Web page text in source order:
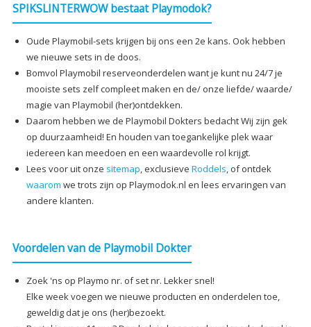
SPIKSLINTERWOW bestaat Playmodok?
Oude Playmobil-sets krijgen bij ons een 2e kans. Ook hebben
we nieuwe sets in de doos.
Bomvol Playmobil reserveonderdelen want je kunt nu 24/7 je
mooiste sets zelf compleet maken en de/ onze liefde/ waarde/
magie van Playmobil (her)ontdekken.
Daarom hebben we de Playmobil Dokters bedacht Wij zijn gek
op duurzaamheid! En houden van toegankelijke plek waar
iedereen kan meedoen en een waardevolle rol krijgt.
Lees voor uit onze sitemap, exclusieve Roddels, of ontdek
waarom we trots zijn op Playmodok.nl en lees ervaringen van
andere klanten.
Voordelen van de Playmobil Dokter
Zoek 'ns op Playmo nr. of set nr. Lekker snel!
Elke week voegen we nieuwe producten en onderdelen toe,
geweldig dat je ons (her)bezoekt.